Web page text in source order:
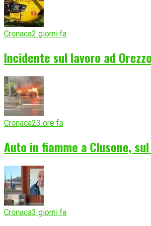
Cronaca2 giorni fa
Incidente sul lavoro ad
Cronaca23 ore fa
Auto in fiamme a Clusone,
Cronaca3 giorni fa